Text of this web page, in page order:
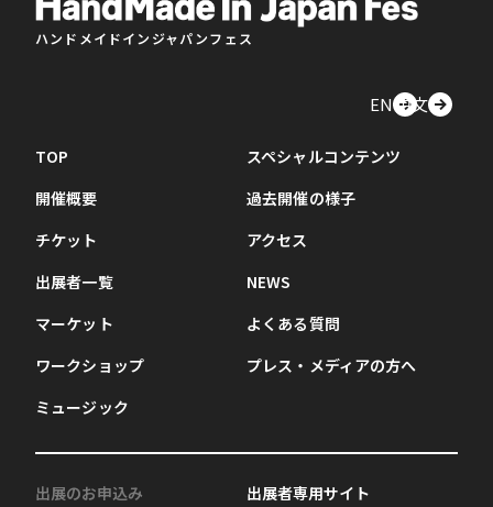
ハンドメイドインジャパンフェス
EN中文
TOP
開催概要
チケット
出展者一覧
マーケット
ワークショップ
ミュージック
スペシャルコンテンツ
過去開催の様子
アクセス
NEWS
よくある質問
プレス・メディアの方へ
出展のお申込み
出展者専用サイト